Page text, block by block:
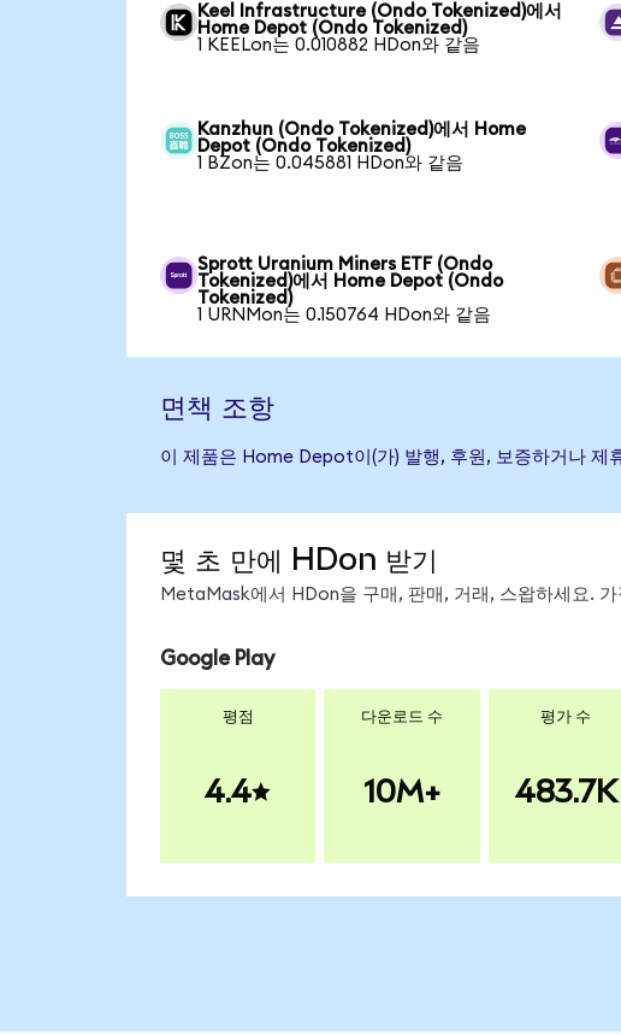
Keel Infrastructure (Ondo Tokenized)에서
Home Depot (Ondo Tokenized)
1 KEELon는 0.010882 HDon와 같음
Kanzhun (Ondo Tokenized)에서 Home
Depot (Ondo Tokenized)
1 BZon는 0.045881 HDon와 같음
Sprott Uranium Miners ETF (Ondo
Tokenized)에서 Home Depot (Ondo
Tokenized)
1 URNMon는 0.150764 HDon와 같음
면책 조항
이 제품은 Home Depot이(가) 발행, 후원, 보증하거나 제
몇 초 만에 HDon 받기
MetaMask에서 HDon을 구매, 판매, 거래, 스왑하세요.
Google Play
평점
4.4
다운로드 수
10M+
평가 수
483.7K